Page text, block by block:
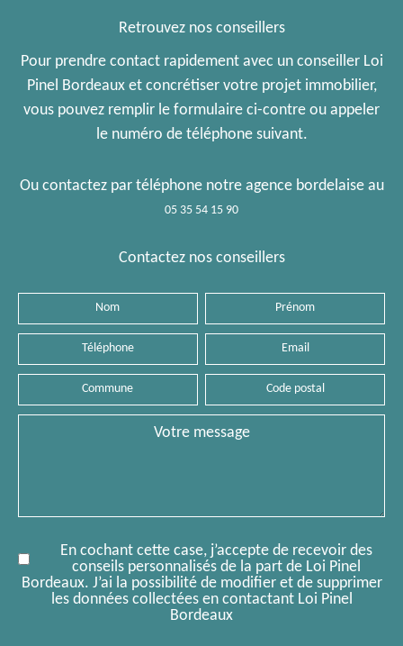
Retrouvez nos conseillers
Pour prendre contact rapidement avec un conseiller Loi
Pinel Bordeaux et concrétiser votre projet immobilier,
vous pouvez remplir le formulaire ci-contre ou appeler
le numéro de téléphone suivant.
Ou contactez par téléphone notre agence bordelaise au
05 35 54 15 90
Contactez nos conseillers
Téléphone
Commune
postal
En cochant cette case, j’accepte de recevoir des
conseils personnalisés de la part de Loi Pinel
Bordeaux. J’ai la possibilité de modifier et de supprimer
les données collectées en contactant Loi Pinel
Bordeaux